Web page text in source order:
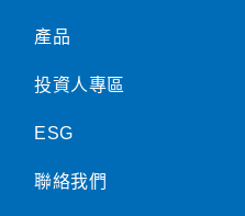
產品
投資人專區
ESG
聯絡我們